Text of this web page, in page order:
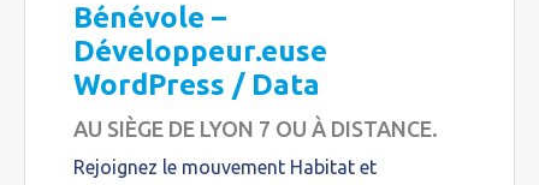
Bénévole –
Développeur.euse
WordPress / Data
AU SIÈGE DE LYON 7 OU À DISTANCE.
Rejoignez le mouvement Habitat et